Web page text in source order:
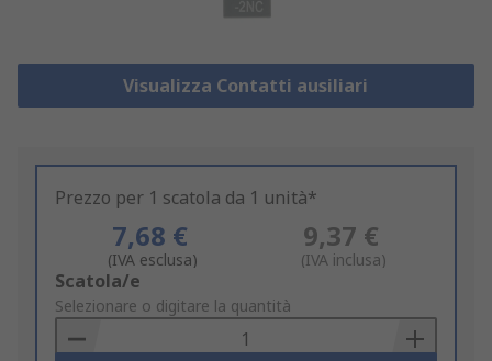
Visualizza Contatti ausiliari
Prezzo per 1 scatola da 1 unità*
7,68 €
(IVA esclusa)
9,37 €
(IVA inclusa)
Add
to
Basket
Scatola/e
Selezionare o digitare la quantità